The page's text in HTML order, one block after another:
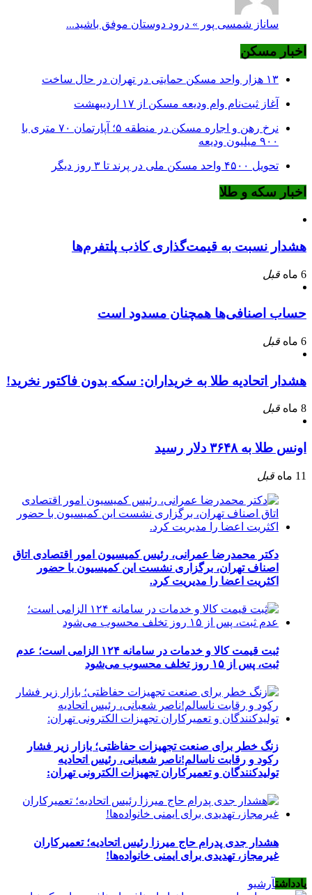
ساناز شمسی پور » درود دوستان موفق باشید...
اخبار مسکن
۱۳ هزار واحد مسکن حمایتی در تهران در حال ساخت
آغاز ثبت‌نام وام ودیعه مسکن از ۱۷ اردیبهشت
نرخ‌ رهن و اجاره مسکن در منطقه ۵؛ آپارتمان ۷۰ متری با
۹۰۰ میلیون ودیعه
تحویل ۴۵۰۰ واحد مسکن ملی در پرند تا ۳ روز دیگر
اخبار سکه و طلا
هشدار نسبت به قیمت‌گذاری کاذب پلتفرم‌ها
6 ماه قبل
حساب اصنافی‌ها همچنان مسدود است
6 ماه قبل
هشدار اتحادیه طلا به خریداران: سکه بدون فاکتور نخرید!
8 ماه قبل
اونس طلا به ۳۶۴۸ دلار رسید
11 ماه قبل
دکتر محمدرضا عمرانی، رئیس کمیسیون امور اقتصادی اتاق
اصناف تهران، برگزاری نشست این کمیسیون با حضور
اکثریت اعضا را مدیریت کرد.
ثبت قیمت کالا و خدمات در سامانه ۱۲۴ الزامی است؛ عدم
ثبت، پس از ۱۵ روز تخلف محسوب می‌شود
زنگ خطر برای صنعت تجهیزات حفاظتی؛ بازار زیر فشار
رکود و رقابت ناسالم!ناصر شعبانی، رئیس اتحادیه
تولیدکنندگان و تعمیرکاران تجهیزات الکترونی تهران:
هشدار جدی پدرام حاج میرزا رئیس اتحادیه؛ تعمیرکاران
غیرمجاز، تهدیدی برای ایمنی خانواده‌ها!
یادداشتآرشیو